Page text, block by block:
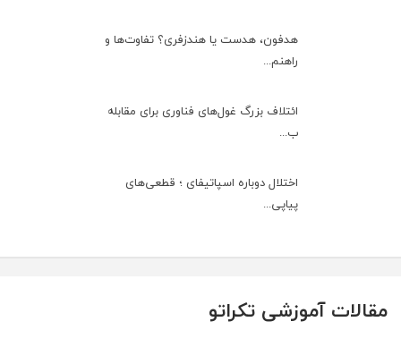
هدفون، هدست یا هندزفری؟ تفاوت‌ها و
راهنم...
ائتلاف بزرگ غول‌های فناوری برای مقابله
ب...
اختلال دوباره اسپاتیفای ؛ قطعی‌های
پیاپی...
مقالات آموزشی تکراتو